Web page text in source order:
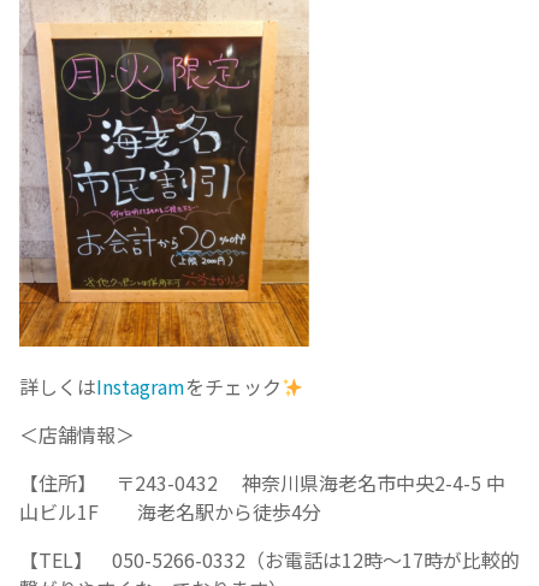
詳しくはInstagramをチェック
＜店舗情報＞
【住所】 〒243-0432 神奈川県海老名市中央2-4-5 中
山ビル1F 海老名駅から徒歩4分
【TEL】 050-5266-0332（お電話は12時～17時が比較的